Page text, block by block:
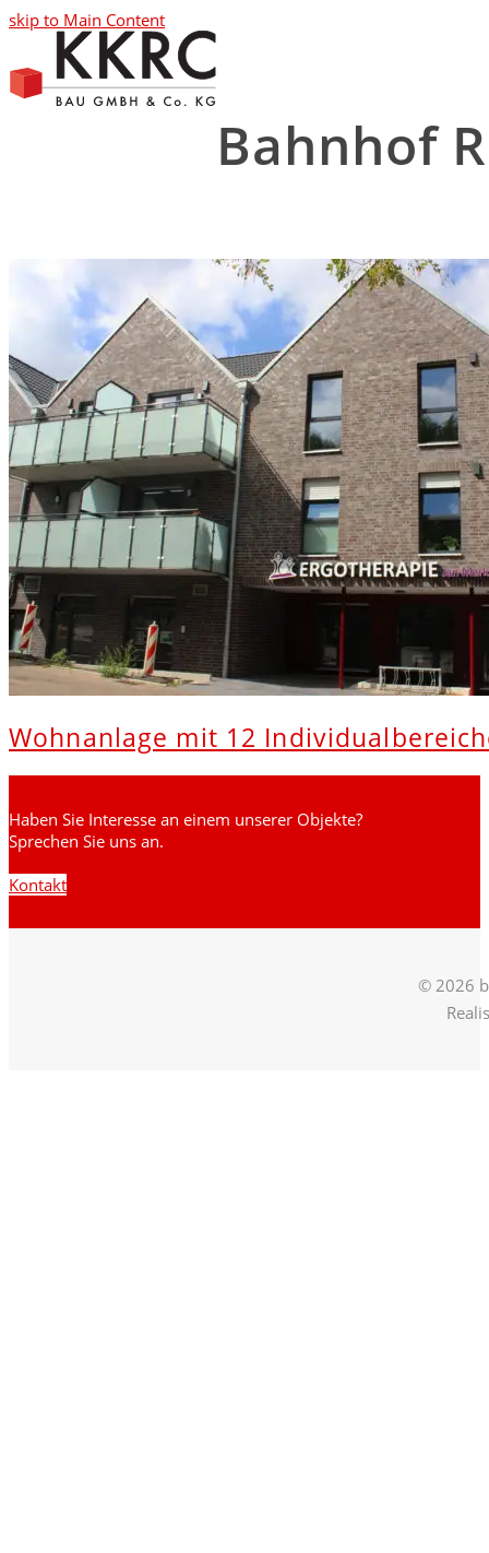
skip to Main Content
Open
Mobile
Menu
Bahnhof
Wohnanlage mit 12
Haben Sie Interesse an einem unserer Objekte?
Sprechen Sie uns an.
Kontakt
© 2026